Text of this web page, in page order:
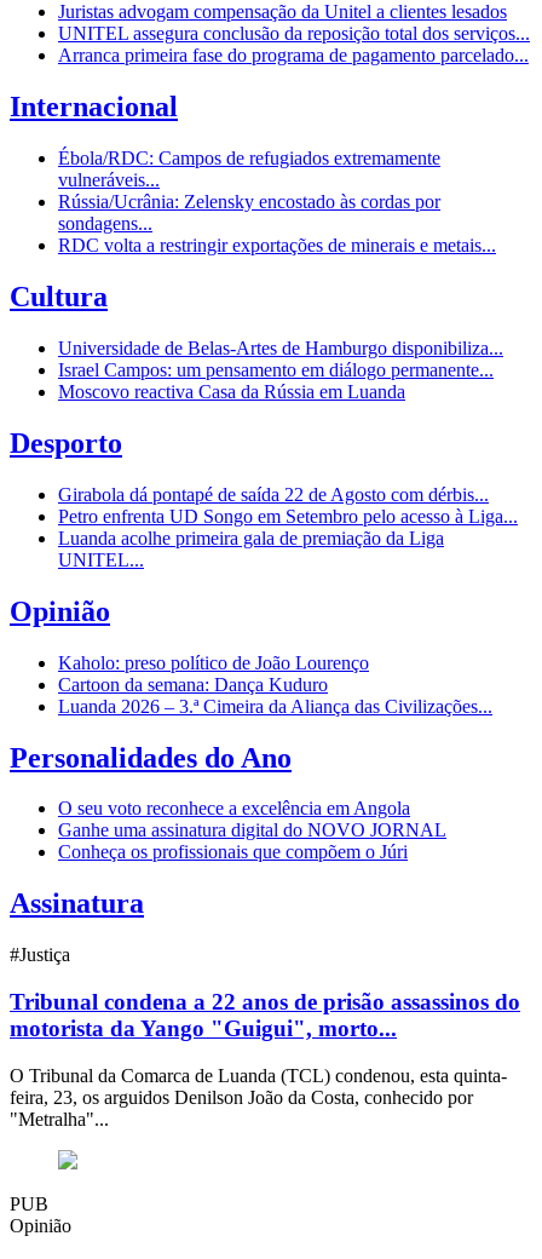
Juristas advogam compensação da Unitel a clientes lesados
UNITEL assegura conclusão da reposição total dos serviços...
Arranca primeira fase do programa de pagamento parcelado...
Internacional
Ébola/RDC: Campos de refugiados extremamente
vulneráveis...
Rússia/Ucrânia: Zelensky encostado às cordas por
sondagens...
RDC volta a restringir exportações de minerais e metais...
Cultura
Universidade de Belas-Artes de Hamburgo disponibiliza...
Israel Campos: um pensamento em diálogo permanente...
Moscovo reactiva Casa da Rússia em Luanda
Desporto
Girabola dá pontapé de saída 22 de Agosto com dérbis...
Petro enfrenta UD Songo em Setembro pelo acesso à Liga...
Luanda acolhe primeira gala de premiação da Liga
UNITEL...
Opinião
Kaholo: preso político de João Lourenço
Cartoon da semana: Dança Kuduro
Luanda 2026 – 3.ª Cimeira da Aliança das Civilizações...
Personalidades do Ano
O seu voto reconhece a excelência em Angola
Ganhe uma assinatura digital do NOVO JORNAL
Conheça os profissionais que compõem o Júri
Assinatura
#Justiça
Tribunal condena a 22 anos de prisão assassinos do
motorista da Yango "Guigui", morto...
O Tribunal da Comarca de Luanda (TCL) condenou, esta quinta-
feira, 23, os arguidos Denilson João da Costa, conhecido por
"Metralha"...
PUB
Opinião